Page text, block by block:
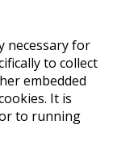
necessary for
to collect
embedded
It is
to running